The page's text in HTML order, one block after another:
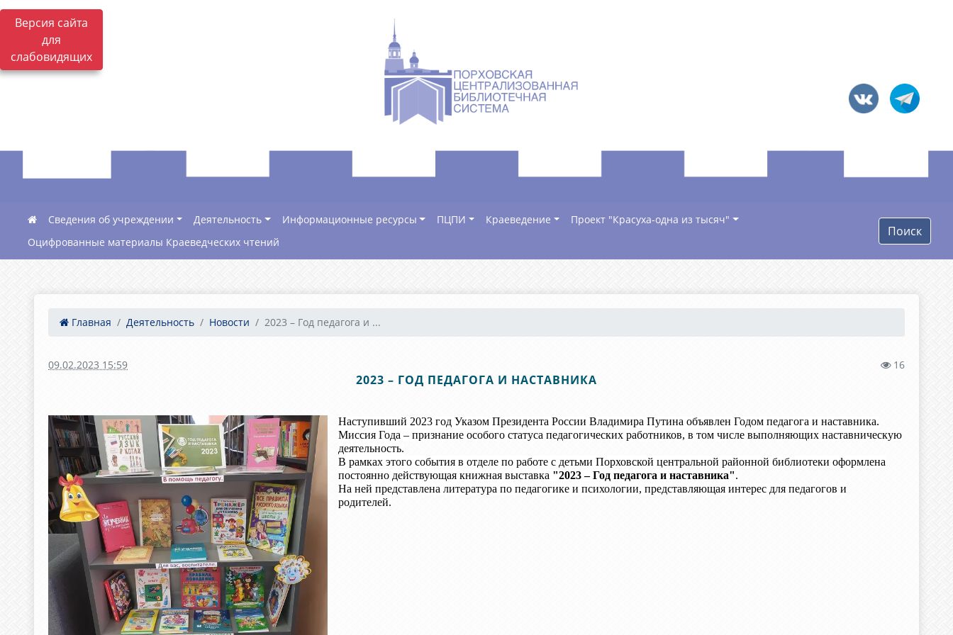
Версия сайта
для
слабовидящих
Сведения об учреждении Деятельность Информационные ресурсы ПЦПИ Краеведение
Проект "Красуха-одна из тысяч"
Оцифрованные материалы Краеведческих чтений
Поиск
Главная Деятельность Новости 2023 – Год педагога и ...
09.02.2023 15:59 16
2023 – ГОД ПЕДАГОГА И НАСТАВНИКА
Наступивший 2023 год Указом Президента России Владимира Путина объявлен Годом педагога и наставника.
Миссия Года – признание особого статуса педагогических работников, в том числе выполняющих наставническую
деятельность.
В рамках этого события в отделе по работе с детьми Порховской центральной районной библиотеки оформлена
постоянно действующая книжная выставка "2023 – Год педагога и наставника".
На ней представлена литература по педагогике и психологии, представляющая интерес для педагогов и
родителей.